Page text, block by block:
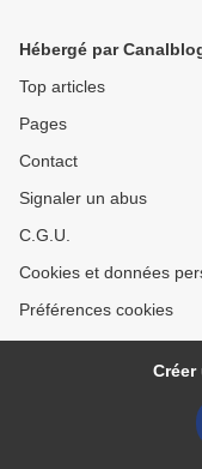
Hébergé par
Top articles
Pages
Contact
Signaler un abus
C.G.U.
Cookies et données
Préférences cookies